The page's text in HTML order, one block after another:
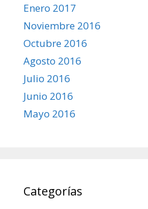
Enero 2017
Noviembre 2016
Octubre 2016
Agosto 2016
Julio 2016
Junio 2016
Mayo 2016
Categorías